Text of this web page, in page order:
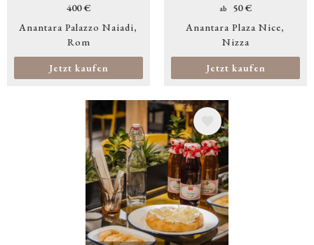
400 €
Anantara Palazzo Naiadi
Rom
Jetzt kaufen
ab
50 €
Anantara Plaza Nice
Nizza
Jetzt kaufen
Bild